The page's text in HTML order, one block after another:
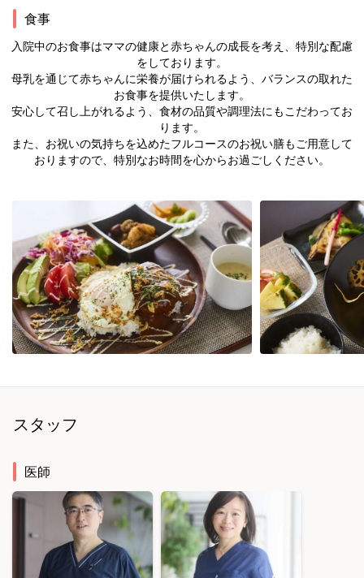
食事
入院中のお食事はママの健康と赤ちゃんの成長を考え、特別な配慮
をしております。
母乳を通じて赤ちゃんに栄養が届けられるよう、バランスの取れた
お食事を提供いたします。
安心して召し上がれるよう、食材の品質や調理法にもこだわってお
ります。
また、お祝いの気持ちを込めたフルコースのお祝い膳もご用意して
おりますので、特別なお時間を心からお過ごしください。
スタッフ
医師